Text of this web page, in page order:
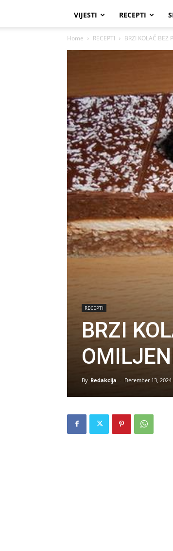
VIJESTI RECEPTI
Home RECEPTI BRZI KOLAČ BEZ
RECEPTI
BRZI
By Redakcija - December 13, 2024